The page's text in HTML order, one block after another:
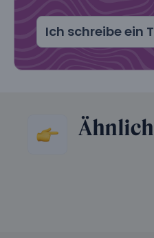
Ich schreibe ein